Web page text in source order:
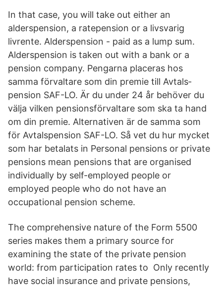
In that case, you will take out either an
alderspension, a ratepension or a livsvarig
livrente. Alderspension - paid as a lump sum.
Alderspension is taken out with a bank or a
pension company. Pengarna placeras hos
samma förvaltare som din premie till Avtals­
pension SAF-LO. Är du under 24 år behöver du
välja vilken pensions­förvaltare som ska ta hand
om din premie. Alternativen är de samma som
för Avtals­pension SAF-LO. Så vet du hur mycket
som har betalats in Personal pensions or private
pensions mean pensions that are organised
individually by self-employed people or
employed people who do not have an
occupational pension scheme.
The comprehensive nature of the Form 5500
series makes them a primary source for
examining the state of the private pension
world: from participation rates to Only recently
have social insurance and private pensions,